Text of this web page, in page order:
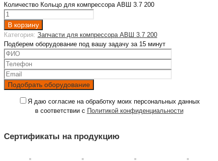
Количество Кольцо для компрессора АВШ 3.7 200
В корзину
Категория: Запчасти для компрессора АВШ 3.7 200
Подберем оборудование под вашу задачу за 15 минут
Я даю согласие на обработку моих персональных данных
в соответствии с Политикой конфиденциальности
Сертификаты на продукцию